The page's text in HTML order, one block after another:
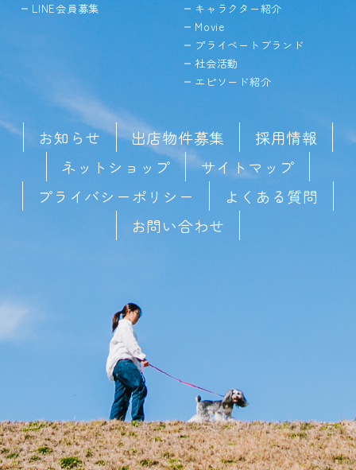
LINE会員募集
キャラクター紹介
Movie
プライベートブランド
社会活動
エピソード紹介
お知らせ 出店物件募集
採用情報
ネットショップ
サイトマップ
プライバシーポリシー
よくある質問
お問い合わせ